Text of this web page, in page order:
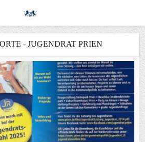
- JUGENDRAT PRIEN